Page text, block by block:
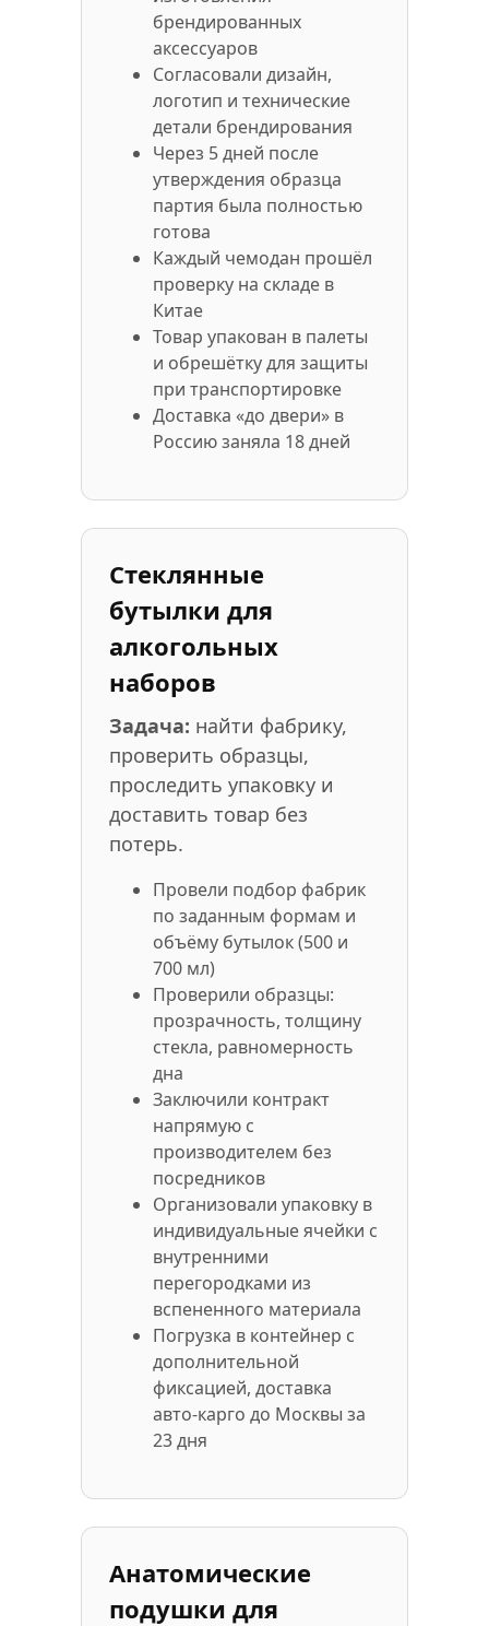
брендированных
аксессуаров
Согласовали дизайн,
логотип и технические
детали брендирования
Через 5 дней после
утверждения образца
партия была полностью
готова
Каждый чемодан прошёл
проверку на складе в
Китае
Товар упакован в палеты
и обрешётку для защиты
при транспортировке
Доставка «до двери» в
Россию заняла 18 дней
Стеклянные
бутылки для
алкогольных
наборов
Задача: найти фабрику,
проверить образцы,
проследить упаковку и
доставить товар без
потерь.
Провели подбор фабрик
по заданным формам и
объёму бутылок (500 и
700 мл)
Проверили образцы:
прозрачность, толщину
стекла, равномерность
дна
Заключили контракт
напрямую с
производителем без
посредников
Организовали упаковку в
индивидуальные ячейки с
внутренними
перегородками из
вспененного материала
Погрузка в контейнер с
дополнительной
фиксацией, доставка
авто-карго до Москвы за
23 дня
Анатомические
подушки для